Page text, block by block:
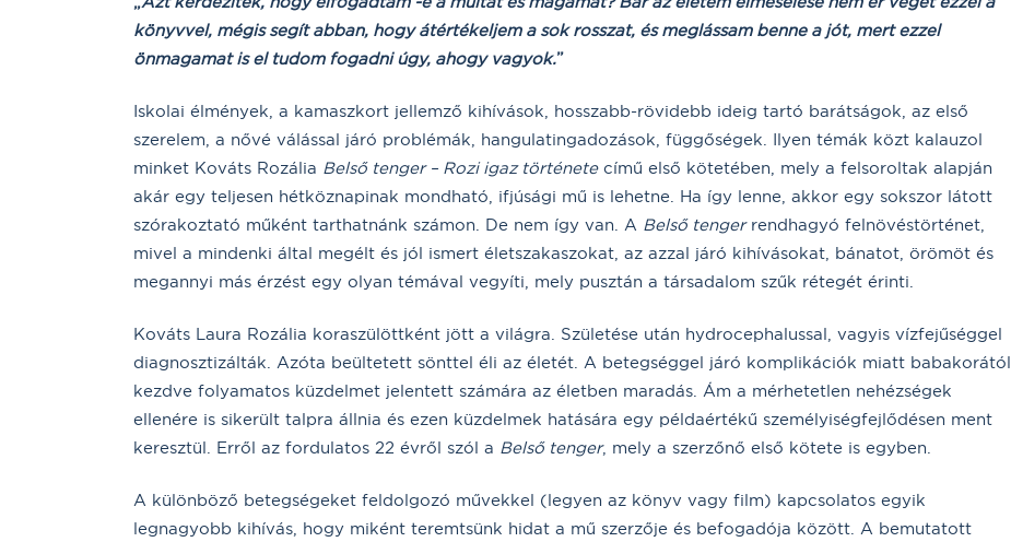
könyvvel, mégis segít abban, hogy átértékeljem a sok rosszat, és meglássam benne a jót, mert ezzel
önmagamat is el tudom fogadni úgy, ahogy vagyok.”
Iskolai élmények, a kamaszkort jellemző kihívások, hosszabb-rövidebb ideig tartó barátságok, az első
szerelem, a nővé válással járó problémák, hangulatingadozások, függőségek. Ilyen témák közt kalauzol
minket Kováts Rozália Belső tenger – Rozi igaz történetecímű első kötetében, mely a felsoroltak alapján
akár egy teljesen hétköznapinak mondható, ifjúsági mű is lehetne. Ha így lenne, akkor egy sokszor látott
szórakoztató műként tarthatnánk számon. De nem így van. A Belső tengerrendhagyó felnövéstörténet,
mivel a mindenki által megélt és jól ismert életszakaszokat, az azzal járó kihívásokat, bánatot, örömöt és
megannyi más érzést egy olyan témával vegyíti, mely pusztán a társadalom szűk rétegét érinti.
Kováts Laura Rozália koraszülöttként jött a világra. Születése után hydrocephalussal, vagyis vízfejűséggel
diagnosztizálták. Azóta beültetett sönttel éli az életét. A betegséggel járó komplikációk miatt babakorától
kezdve folyamatos küzdelmet jelentett számára az életben maradás. Ám a mérhetetlen nehézségek
ellenére is sikerült talpra állnia és ezen küzdelmek hatására egy példaértékű személyiségfejlődésen ment
keresztül. Erről az fordulatos 22 évről szól a Belső tenger, mely a szerzőnő első kötete is egyben.
A különböző betegségeket feldolgozó művekkel (legyen az könyv vagy film) kapcsolatos egyik
legnagyobb kihívás, hogy miként teremtsünk hidat a mű szerzője és befogadója között. A bemutatott